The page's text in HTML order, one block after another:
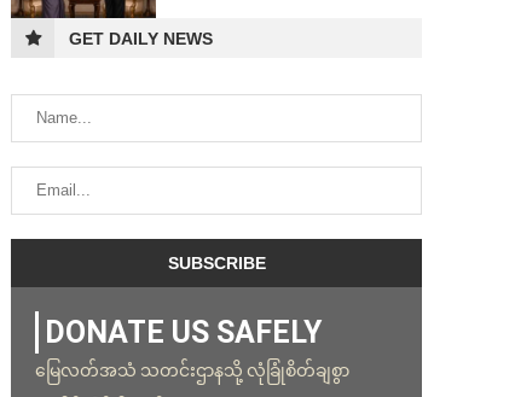
GET DAILY NEWS
DONATE US SAFELY
မြေလတ်အသံ သတင်းဌာနသို့ လုံခြုံစိတ်ချစွာ